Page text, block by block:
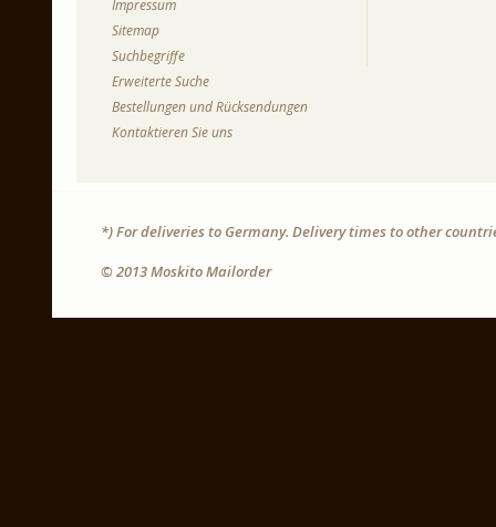
Impressum
Sitemap
Suchbegriffe
Erweiterte Suche
Bestellungen und Rücksendungen
Kontaktieren Sie uns
*) For deliveries to Germany. Delivery times to other
© 2013 Moskito Mailorder